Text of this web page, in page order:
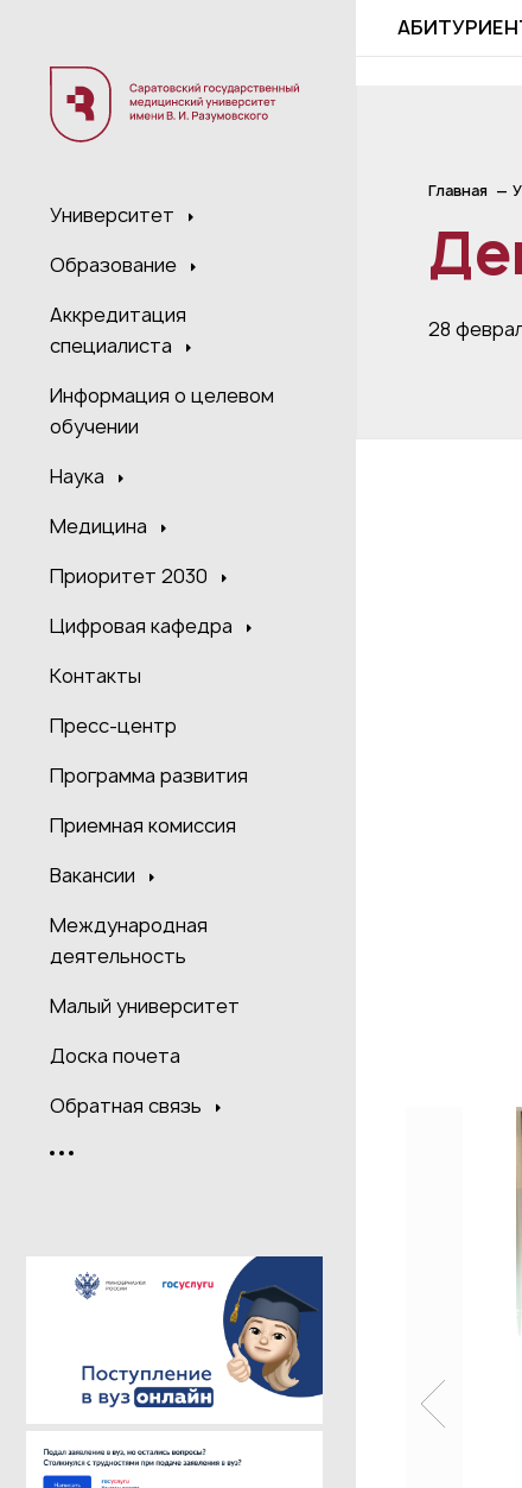
Университет
Образование
Аккредитация
специалиста
Информация о целевом
обучении
Наука
Медицина
Приоритет 2030
Цифровая кафедра
Контакты
Пресс-центр
Программа развития
Приемная комиссия
Вакансии
Международная
деятельность
Малый университет
Доска почета
Обратная связь
Главная
28